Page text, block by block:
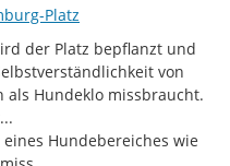
Platz
der Platz bepflanzt und
von
Hundeklo missbraucht.
Hundebereiches wie